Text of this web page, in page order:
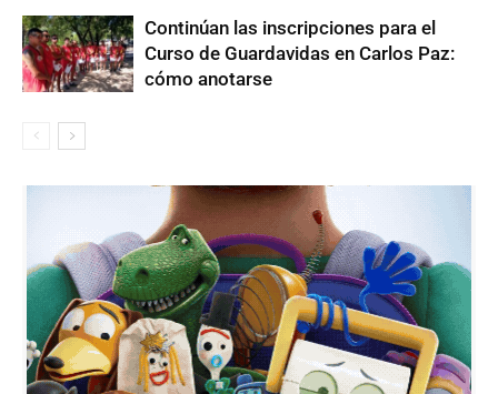
Continúan las inscripciones para el
Curso de Guardavidas en Carlos Paz:
cómo anotarse